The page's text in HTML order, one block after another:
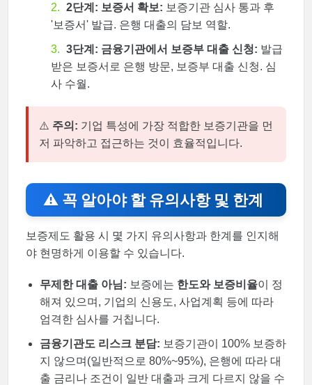
2단계: 보증서 확보: 보증기관 심사 통과 후
'보증서' 발급. 은행 대출의 담보 역할.
3단계: 금융기관에서 보증부 대출 신청: 발급
받은 보증서로 은행 방문, 보증부 대출 신청. 심
사 수월.
⚠️ 주의: 기업 특성에 가장 적합한 보증기관을 먼
저 파악하고 접근하는 것이 효율적입니다.
⚠️ 꼭 알아야 할 유의사항 및 한계
보증제도 활용 시 몇 가지 유의사항과 한계를 인지해
야 현명하게 이용할 수 있습니다.
무제한 대출 아님: 보증에는 한도와 보증비율이 정
해져 있으며, 기업의 신용도, 사업계획 등에 따라
엄격한 심사를 거칩니다.
금융기관도 리스크 분담: 보증기관이 100% 보증하
지 않으며(일반적으로 80%~95%), 은행에 따라 대
출 금리나 조건이 일반 대출과 크게 다르지 않을 수